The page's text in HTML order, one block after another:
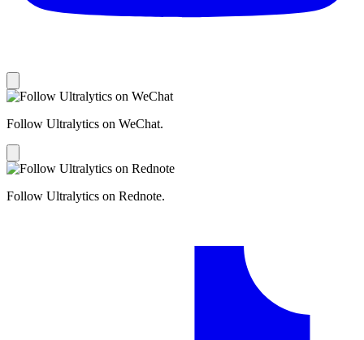
Follow Ultralytics on WeChat.
Follow Ultralytics on Rednote.